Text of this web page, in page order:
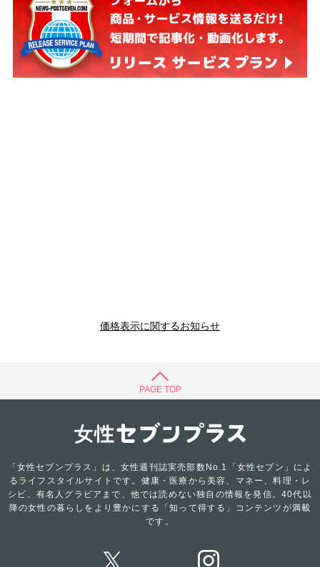
価格表示に関するお知らせ
PAGE TOP
「女性セブンプラス」は、女性週刊誌実売部数No.1「女性セブン」によ
るライフスタイルサイトです。健康・医療から美容、マネー、料理・レ
シピ、有名人グラビアまで、他では読めない独自の情報を発信。40代以
降の女性の暮らしをより豊かにする「知って得する」コンテンツが満載
です。